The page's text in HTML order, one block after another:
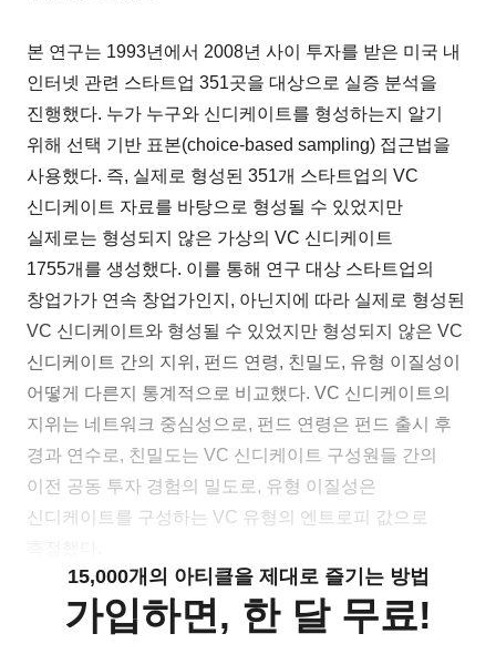
본 연구는 1993년에서 2008년 사이 투자를 받은 미국 내
인터넷 관련 스타트업 351곳을 대상으로 실증 분석을
진행했다. 누가 누구와 신디케이트를 형성하는지 알기
위해 선택 기반 표본(choice-based sampling) 접근법을
사용했다. 즉, 실제로 형성된 351개 스타트업의 VC
신디케이트 자료를 바탕으로 형성될 수 있었지만
실제로는 형성되지 않은 가상의 VC 신디케이트
1755개를 생성했다. 이를 통해 연구 대상 스타트업의
창업가가 연속 창업가인지, 아닌지에 따라 실제로 형성된
VC 신디케이트와 형성될 수 있었지만 형성되지 않은 VC
신디케이트 간의 지위, 펀드 연령, 친밀도, 유형 이질성이
어떻게 다른지 통계적으로 비교했다. VC 신디케이트의
지위는 네트워크 중심성으로, 펀드 연령은 펀드 출시 후
경과 연수로, 친밀도는 VC 신디케이트 구성원들 간의
이전 공동 투자 경험의 밀도로, 유형 이질성은
신디케이트를 구성하는 VC 유형의 엔트로피 값으로
15,000개의 아티클을 제대로 즐기는 방법
가입하면, 한 달 무료!